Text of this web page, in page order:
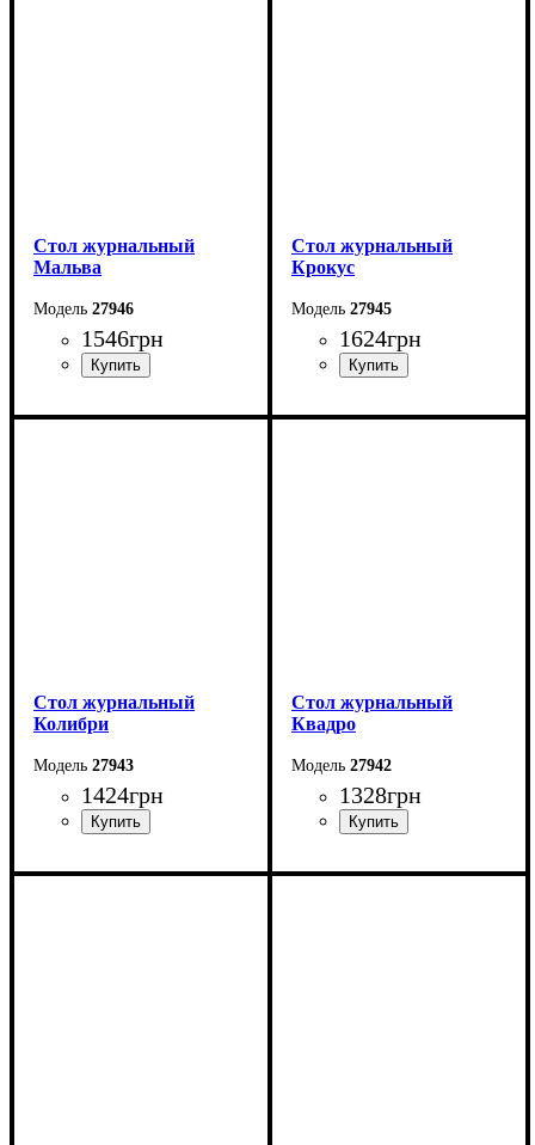
Стол журнальный
Мальва
27946
1546грн
Ширина: 100 см
Стол журнальный
Крокус
27945
1624грн
Ширина: 90 см
Стол журнальный
Колибри
27943
1424грн
Ширина: 70 см
Стол журнальный
Квадро
27942
1328грн
Ширина: 20-101 см